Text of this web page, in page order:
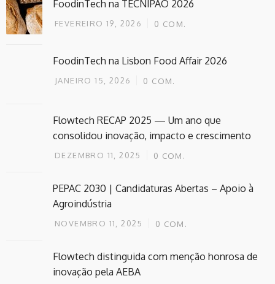
FoodinTech na TECNIPÃO 2026
FEVEREIRO 19, 2026 0 COM.
FoodinTech na Lisbon Food Affair 2026
JANEIRO 15, 2026 0 COM.
Flowtech RECAP 2025 — Um ano que
consolidou inovação, impacto e crescimento
DEZEMBRO 11, 2025 0 COM.
PEPAC 2030 | Candidaturas Abertas – Apoio à
Agroindústria
NOVEMBRO 11, 2025 0 COM.
Flowtech distinguida com menção honrosa de
inovação pela AEBA